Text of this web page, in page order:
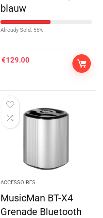
blauw
Already Sold: 55%
€129.00
ACCESSOIRES
MusicMan BT-X4
Grenade Bluetooth